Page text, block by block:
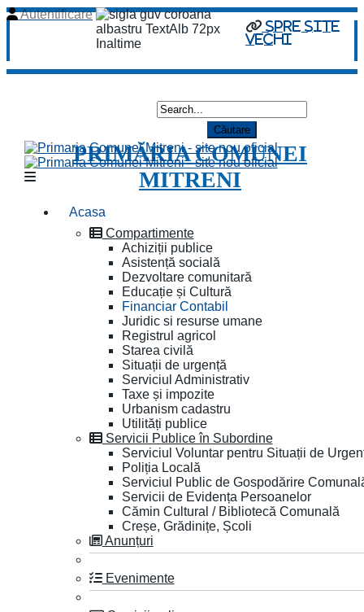
spre site
vechi
Autentificare
PRIMĂRIA COMUNEI
MITRENI
Acasa
Compartimente
Achiziții publice
Asistență socială
Dezvoltare comunitară
Educație și Cultură
Financiar Contabil
Juridic si resurse umane
Registrul agricol
Starea civilă
Situații de urgență
Serviciul Administrativ
Taxe și impozite
Urbanism cadastru
Utilități publice
Servicii Publice în Subordine
Serviciul Voluntar pentru Situații de
Poliția Locală
Serviciul Public de Gospodărire
Servicii de Evidența Persoanelor
Cămin Cultural / Bibliotecă Comunală
Creșe, Grădinițe, Școli
Anunțuri
Evenimente